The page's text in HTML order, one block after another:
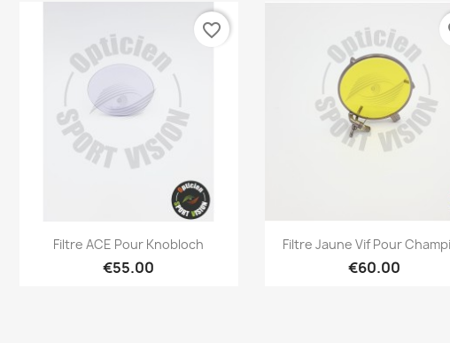
Quick view
Filtre ACE Pour Knobloch
€55.00
favorite_border
Quick view
Filtre Jaune Vif Pour
€60.00